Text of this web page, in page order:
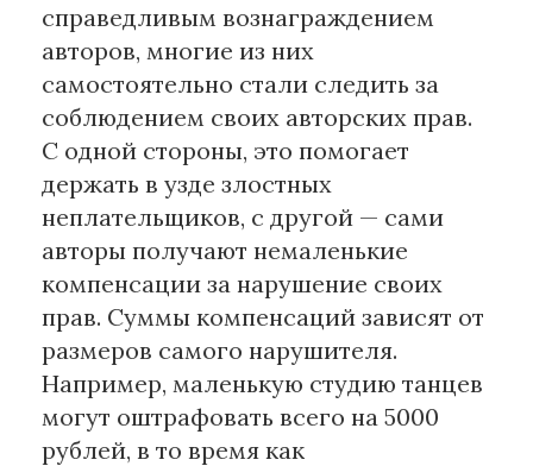
Медиа
Образование
Издательское дело
Музеи
Материалы партнеров
АКИ
Artists / Художники.РФ
n'RIS
Онлайн патент
Цифровой Сарафан
справедливым вознаграждением
авторов, многие из них
самостоятельно стали следить за
соблюдением своих авторских прав.
С одной стороны, это помогает
держать в узде злостных
неплательщиков, с другой — сами
авторы получают немаленькие
компенсации за нарушение своих
прав. Суммы компенсаций зависят от
размеров самого нарушителя.
Например, маленькую студию танцев
могут оштрафовать всего на 5000
рублей, в то время как